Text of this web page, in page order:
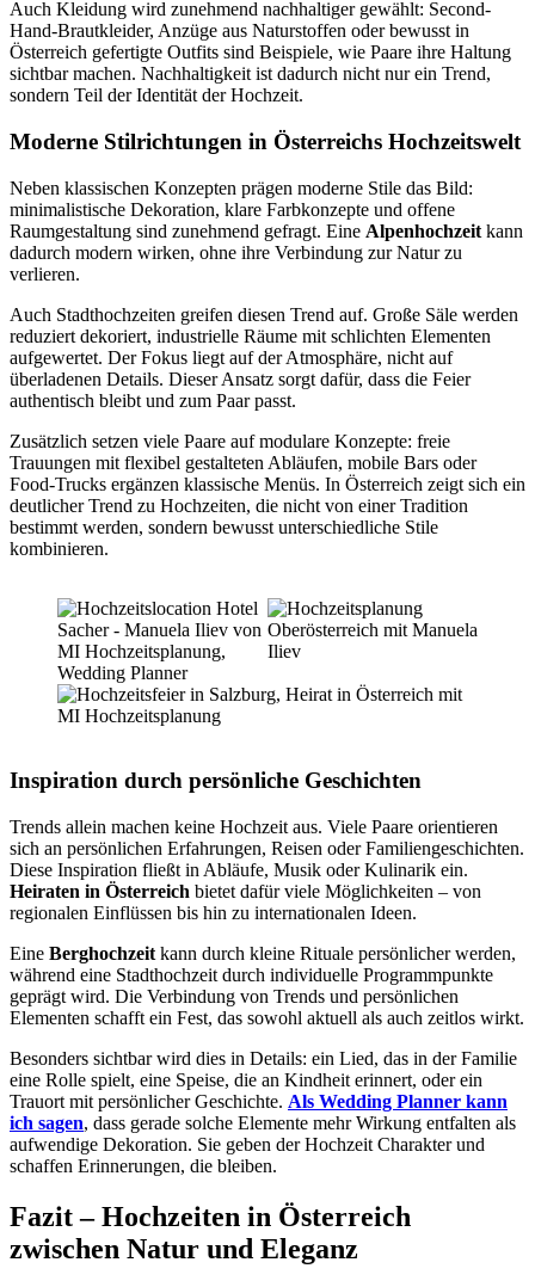
Auch Kleidung wird zunehmend nachhaltiger gewählt: Second-
Hand-Brautkleider, Anzüge aus Naturstoffen oder bewusst in
Österreich gefertigte Outfits sind Beispiele, wie Paare ihre Haltung
sichtbar machen. Nachhaltigkeit ist dadurch nicht nur ein Trend,
sondern Teil der Identität der Hochzeit.
Moderne Stilrichtungen in Österreichs Hochzeitswelt
Neben klassischen Konzepten prägen moderne Stile das Bild:
minimalistische Dekoration, klare Farbkonzepte und offene
Raumgestaltung sind zunehmend gefragt. Eine Alpenhochzeit kann
dadurch modern wirken, ohne ihre Verbindung zur Natur zu
verlieren.
Auch Stadthochzeiten greifen diesen Trend auf. Große Säle werden
reduziert dekoriert, industrielle Räume mit schlichten Elementen
aufgewertet. Der Fokus liegt auf der Atmosphäre, nicht auf
überladenen Details. Dieser Ansatz sorgt dafür, dass die Feier
authentisch bleibt und zum Paar passt.
Zusätzlich setzen viele Paare auf modulare Konzepte: freie
Trauungen mit flexibel gestalteten Abläufen, mobile Bars oder
Food-Trucks ergänzen klassische Menüs. In Österreich zeigt sich ein
deutlicher Trend zu Hochzeiten, die nicht von einer Tradition
bestimmt werden, sondern bewusst unterschiedliche Stile
kombinieren.
Inspiration durch persönliche Geschichten
Trends allein machen keine Hochzeit aus. Viele Paare orientieren
sich an persönlichen Erfahrungen, Reisen oder Familiengeschichten.
Diese Inspiration fließt in Abläufe, Musik oder Kulinarik ein.
Heiraten in Österreich bietet dafür viele Möglichkeiten – von
regionalen Einflüssen bis hin zu internationalen Ideen.
Eine Berghochzeit kann durch kleine Rituale persönlicher werden,
während eine Stadthochzeit durch individuelle Programmpunkte
geprägt wird. Die Verbindung von Trends und persönlichen
Elementen schafft ein Fest, das sowohl aktuell als auch zeitlos wirkt.
Besonders sichtbar wird dies in Details: ein Lied, das in der Familie
eine Rolle spielt, eine Speise, die an Kindheit erinnert, oder ein
Trauort mit persönlicher Geschichte. Als Wedding Planner kann
ich sagen, dass gerade solche Elemente mehr Wirkung entfalten als
aufwendige Dekoration. Sie geben der Hochzeit Charakter und
schaffen Erinnerungen, die bleiben.
Fazit – Hochzeiten in Österreich
zwischen Natur und Eleganz